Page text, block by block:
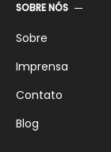
SOBRE NÓS
Sobre
Imprensa
Contato
Blog